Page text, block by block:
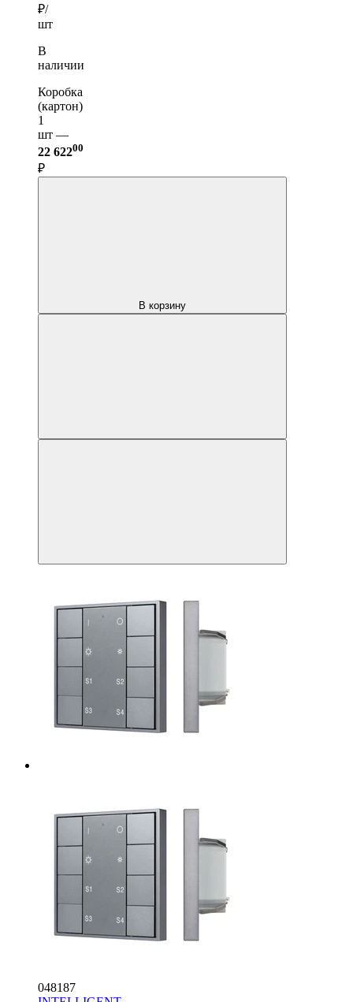
₽/
шт
В
наличии
Коробка
(картон)
1
шт —
22 62200
₽
В корзину
048187